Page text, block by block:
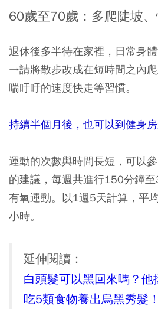
60歲至70歲：多爬陡坡
退休後多半待在家裡，日常身體
→請將散步改成在短時間之內
喘吁吁的速度快走等習慣。
持續半個月後，也可以到健身房
運動的次數與時間長短，可以
的建議，每週共進行150分鐘
有氧運動。以1週5天計算，平
小時。
延伸閱讀：
白頭髮可以黑回來嗎？他
吃5類食物養出烏黑秀髮